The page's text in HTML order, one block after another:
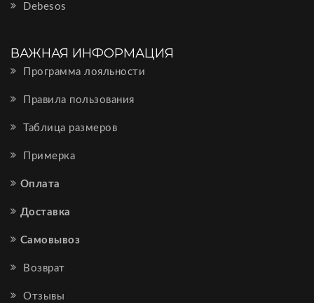
Debesos
ВАЖНАЯ ИНФОРМАЦИЯ
Программа лояльности
Правила пользования
Таблица размеров
Примерка
Оплата
Доставка
Самовывоз
Возврат
Отзывы